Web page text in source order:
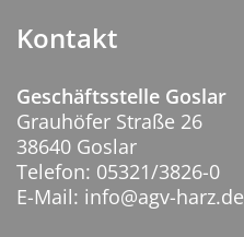
Kontakt
Geschäftsstelle Goslar
Grauhöfer Straße 26
38640 Goslar
Telefon: 05321/3826-0
E-Mail: info@agv-harz.de